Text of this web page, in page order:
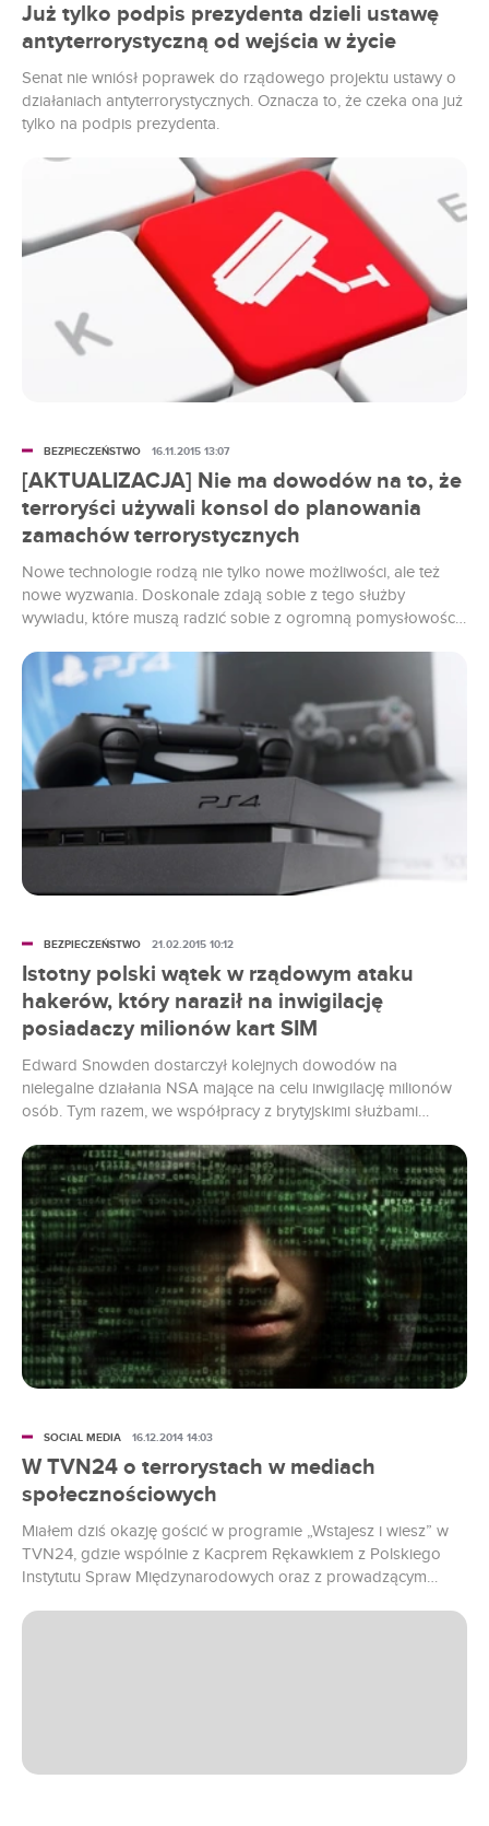
Już tylko podpis prezydenta dzieli ustawę
antyterrorystyczną od wejścia w życie
Senat nie wniósł poprawek do rządowego projektu ustawy o
działaniach antyterrorystycznych. Oznacza to, że czeka ona już
tylko na podpis prezydenta.
[AKTUALIZACJA] Nie ma dowodów na to, że
terroryści używali konsol do planowania
zamachów terrorystycznych
Nowe technologie rodzą nie tylko nowe możliwości, ale też
nowe wyzwania. Doskonale zdają sobie z tego służby
wywiadu, które muszą radzić sobie z ogromną pomysłowością
chętniej wykorzystują nowoczesne rozwiązania.
BEZPIECZEŃSTWO 16.11.2015 13:07
Istotny polski wątek w rządowym ataku
hakerów, który naraził na inwigilację
posiadaczy milionów kart SIM
Edward Snowden dostarczył kolejnych dowodów na
nielegalne działania NSA mające na celu inwigilację milionów
osób. Tym razem, we współpracy z brytyjskimi służbami
światowych dostawców kart SIM. Efekt? Setki milionów osób
narażone na podsłuchy i przechwycenie wiadomości SMS.
BEZPIECZEŃSTWO 21.02.2015 10:12
W TVN24 o terrorystach w mediach
społecznościowych
Miałem dziś okazję gościć w programie „Wstajesz i wiesz” w
TVN24, gdzie wspólnie z Kacprem Rękawkiem z Polskiego
Instytutu Spraw Międzynarodowych oraz z prowadzącym
społecznościowych.
SOCIAL MEDIA 16.12.2014 14:03